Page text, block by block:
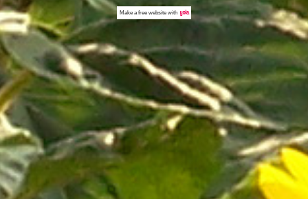
Make a free websitewith